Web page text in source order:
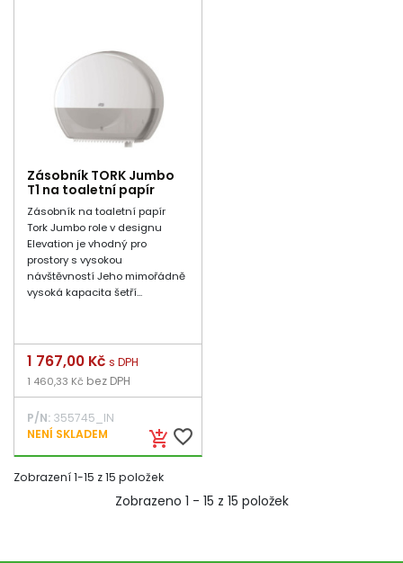
Zásobník TORK Jumbo
T1 na toaletní papír
Zásobník na toaletní papír
Tork Jumbo role v designu
Elevation je vhodný pro
prostory s vysokou
návštěvností Jeho mimořádně
vysoká kapacita šetří...
add_shopping_cart favorite_border
Cena
1 767,00 Kč s DPH
1 460,33 Kč bez DPH
P/N: 355745_IN
NENÍ SKLADEM
Zobrazení 1-15 z 15 položek
Zobrazeno 1 - 15 z 15 položek